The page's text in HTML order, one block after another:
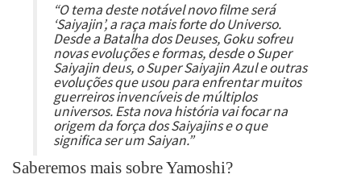
“O tema deste notável novo filme será
‘Saiyajin’, a raça mais forte do Universo.
Desde a Batalha dos Deuses, Goku sofreu
novas evoluções e formas, desde o Super
Saiyajin deus, o Super Saiyajin Azul e outras
evoluções que usou para enfrentar muitos
guerreiros invencíveis de múltiplos
universos. Esta nova história vai focar na
origem da força dos Saiyajins e o que
significa ser um Saiyan.”
Saberemos mais sobre Yamoshi?